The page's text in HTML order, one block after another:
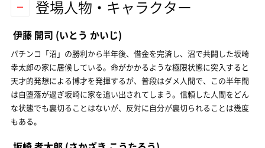
登場人物・キャラクター
伊藤 開司 (いとう かいじ)
パチンコ「沼」の勝利から半年後、借金を完済し、沼で共闘した坂崎
幸太郎の家に居候している。命がかかるような極限状態に突入すると
天才的発想による博才を発揮するが、普段はダメ人間で、この半年間
は自堕落が過ぎ坂崎に家を追い出されてしまう。信頼した人間をどん
な状態でも裏切ることはないが、反対に自分が裏切られることは幾度
もある。